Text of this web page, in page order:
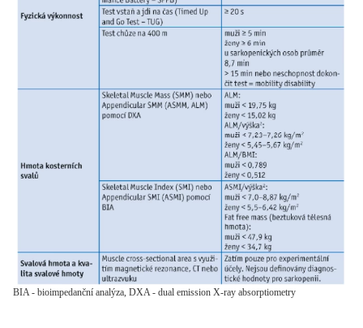
BIA - bioimpedanční analýza, DXA - dual emission X-ray absorptiometry